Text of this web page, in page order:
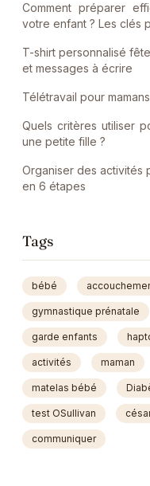
Comment préparer
votre enfant ? Les clés
T-shirt personnalisé
et messages à écrire
Télétravail pour
Quels critères utiliser
une petite fille ?
Organiser des activités
en 6 étapes
Tags
bébé
gymnastique prénatale
garde enfants
activités maman
matelas bébé
test OSullivan
communiquer